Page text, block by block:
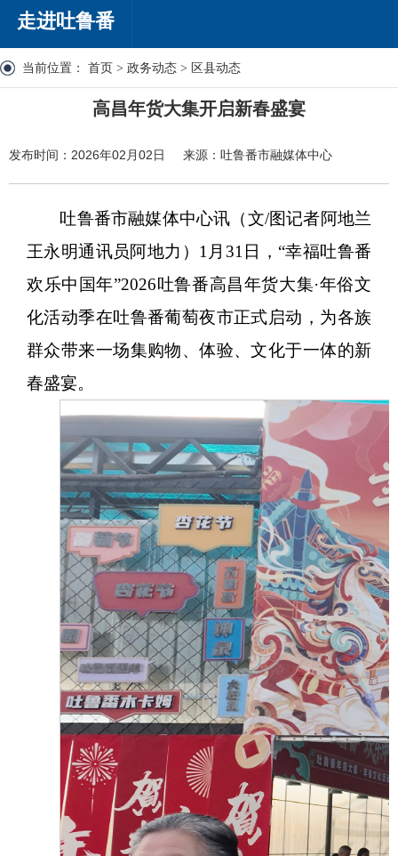
走进吐鲁番
当前位置： 首页 > 政务动态 > 区县动态
高昌年货大集开启新春盛宴
发布时间：2026年02月02日 来源：吐鲁番市融媒体中心
吐鲁番市融媒体中心讯（文/图记者阿地兰
王永明通讯员阿地力）1月31日，“幸福吐鲁番
欢乐中国年”2026吐鲁番高昌年货大集·年俗文
化活动季在吐鲁番葡萄夜市正式启动，为各族
群众带来一场集购物、体验、文化于一体的新
春盛宴。